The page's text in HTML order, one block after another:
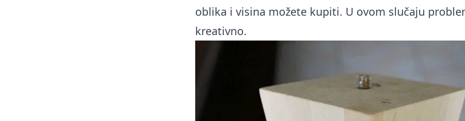
oblika i visina možete kupiti. U ovom slučaju
kreativno.